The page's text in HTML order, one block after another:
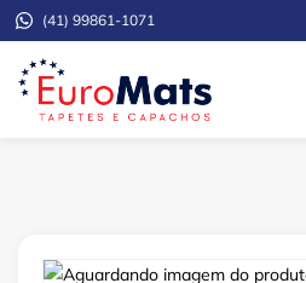
(41) 99861-1071